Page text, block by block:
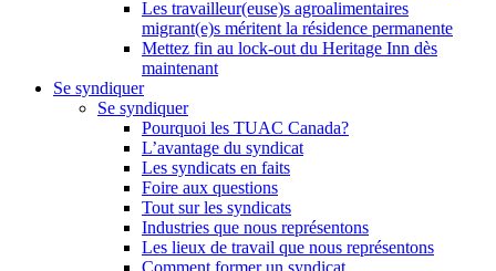
Les travailleur(euse)s agroalimentaires
migrant(e)s méritent la résidence permanente
Mettez fin au lock-out du Heritage Inn dès
maintenant
Se syndiquer
Se syndiquer
Pourquoi les TUAC Canada?
L’avantage du syndicat
Les syndicats en faits
Foire aux questions
Tout sur les syndicats
Industries que nous représentons
Les lieux de travail que nous représentons